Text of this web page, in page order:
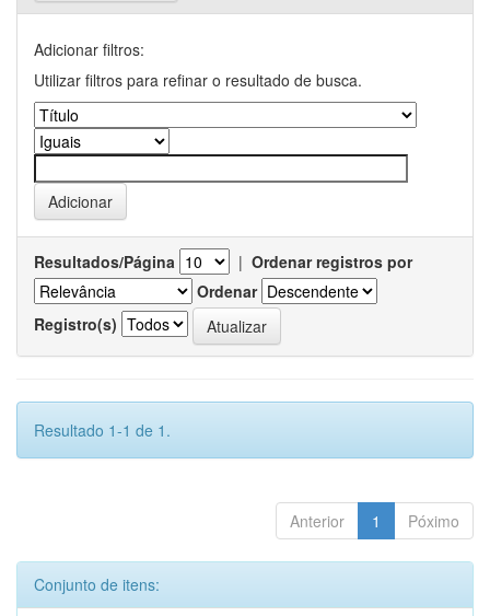
Adicionar filtros:
Utilizar filtros para refinar o resultado de busca.
Resultados/Página | Ordenar registros por
Ordenar
Registro(s)
Resultado 1-1 de 1.
Anterior 1 Póximo
Conjunto de itens: